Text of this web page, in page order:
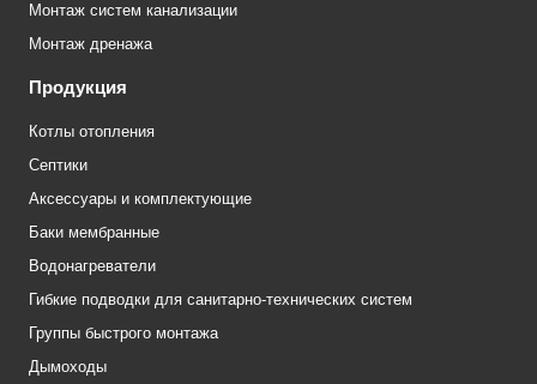
Монтаж систем канализации
Монтаж дренажа
Продукция
Котлы отопления
Септики
Аксессуары и комплектующие
Баки мембранные
Водонагреватели
Гибкие подводки для санитарно-технических систем
Группы быстрого монтажа
Дымоходы